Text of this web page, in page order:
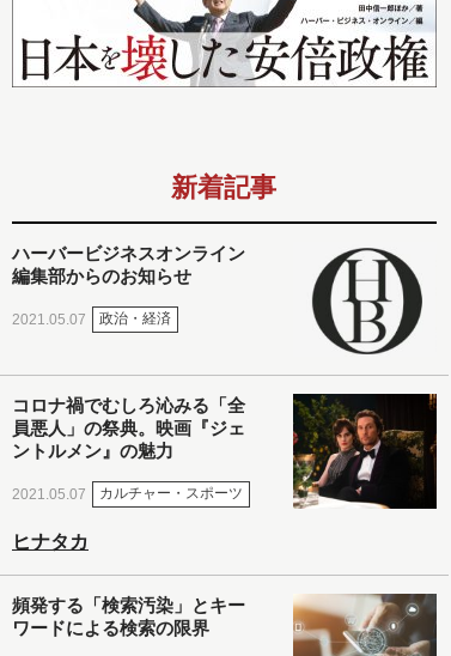
新着記事
ハーバービジネスオンライン
編集部からのお知らせ
2021.05.07 政治・経済
コロナ禍でむしろ沁みる「全
員悪人」の祭典。映画『ジェ
ントルメン』の魅力
2021.05.07 カルチャー・スポーツ
ヒナタカ
頻発する「検索汚染」とキー
ワードによる検索の限界